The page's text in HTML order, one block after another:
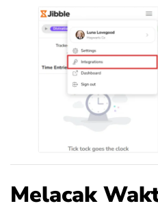
Melacak